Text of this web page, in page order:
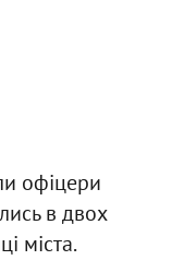
офіцери
в двох
міста.